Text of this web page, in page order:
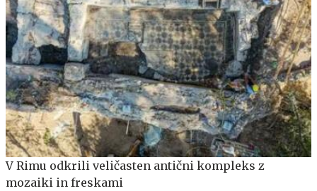
V Rimu odkrili veličasten antični kompleks z
mozaiki in freskami